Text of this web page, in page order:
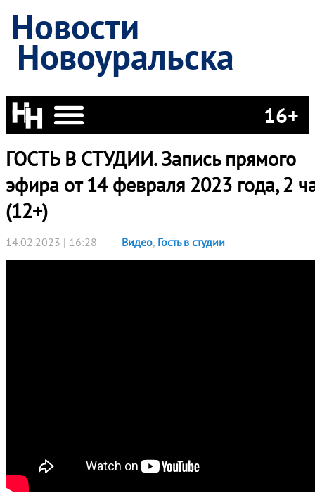
Новости
Новоуральска
16+
ГОСТЬ В СТУДИИ. Запись прямого
эфира от 14 февраля 2023 года, 2
(12+)
14.02.2023 | 16:28 Видео, Гость в студии